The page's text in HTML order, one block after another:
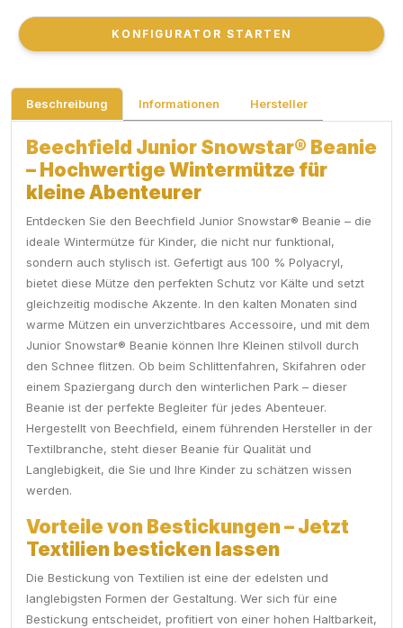
KONFIGURATOR STARTEN
KONFIGURATOR STARTEN
Beschreibung Informationen Hersteller
Beechfield Junior Snowstar® Beanie
– Hochwertige Wintermütze für
kleine Abenteurer
Entdecken Sie den Beechfield Junior Snowstar® Beanie – die
ideale Wintermütze für Kinder, die nicht nur funktional,
sondern auch stylisch ist. Gefertigt aus 100 % Polyacryl,
bietet diese Mütze den perfekten Schutz vor Kälte und setzt
gleichzeitig modische Akzente. In den kalten Monaten sind
warme Mützen ein unverzichtbares Accessoire, und mit dem
Junior Snowstar® Beanie können Ihre Kleinen stilvoll durch
den Schnee flitzen. Ob beim Schlittenfahren, Skifahren oder
einem Spaziergang durch den winterlichen Park – dieser
Beanie ist der perfekte Begleiter für jedes Abenteuer.
Hergestellt von Beechfield, einem führenden Hersteller in der
Textilbranche, steht dieser Beanie für Qualität und
Langlebigkeit, die Sie und Ihre Kinder zu schätzen wissen
werden.
Vorteile von Bestickungen – Jetzt
Textilien besticken lassen
Die Bestickung von Textilien ist eine der edelsten und
langlebigsten Formen der Gestaltung. Wer sich für eine
Bestickung entscheidet, profitiert von einer hohen Haltbarkeit,